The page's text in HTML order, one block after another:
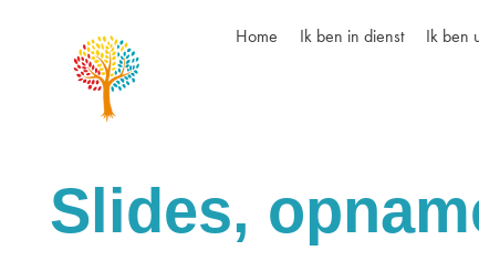
Home Ik ben in dienst Ik ben
Slides,